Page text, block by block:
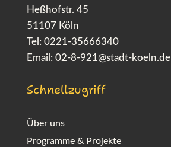
Heßhofstr. 45
51107 Köln
Tel: 0221-35666340
Email: 02-8-921@stadt-koeln.de
Schnellzugriff
Über uns
Programme & Projekte